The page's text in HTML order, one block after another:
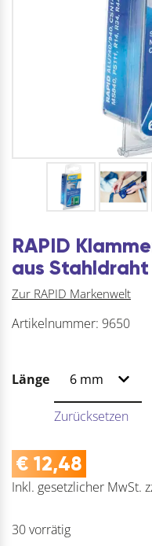
RAPID
aus
Zur RAPID Markenwelt
Artikelnummer: 9650
Länge
Zurücksetzen
€ 12,48
Inkl. gesetzlicher MwSt.
30 vorrätig